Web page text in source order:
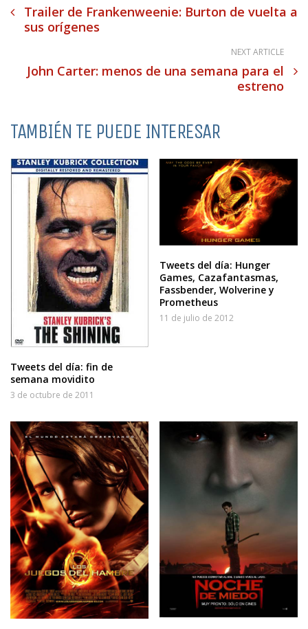
Trailer de Frankenweenie: Burton de vuelta a
sus orígenes
NEXT ARTICLE
John Carter: menos de una semana para el
estreno
TAMBIÉN TE PUEDE INTERESAR
Tweets del día: fin de
semana movidito
3 de octubre de 2011
Tweets del día: Hunger
Games, Cazafantasmas,
Fassbender, Wolverine y
Prometheus
11 de julio de 2012